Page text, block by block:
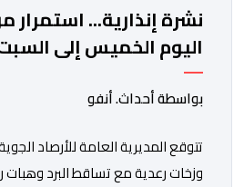
نشرة إنذارية... استمرار
اليوم الخميس إلى
بواسطة أحداث. أنفو
تتوقع المديرية العامة للأرصاد
وزخات رعدية مع تساقط البرد وهبات